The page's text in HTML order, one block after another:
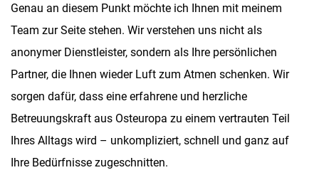
Genau an diesem Punkt möchte ich Ihnen mit meinem
Team zur Seite stehen. Wir verstehen uns nicht als
anonymer Dienstleister, sondern als Ihre persönlichen
Partner, die Ihnen wieder Luft zum Atmen schenken. Wir
sorgen dafür, dass eine erfahrene und herzliche
Betreuungskraft aus Osteuropa zu einem vertrauten Teil
Ihres Alltags wird – unkompliziert, schnell und ganz auf
Ihre Bedürfnisse zugeschnitten.